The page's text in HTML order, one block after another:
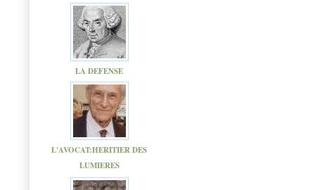
LA DEFENSE
L'AVOCAT:HERITIER DES
LUMIERES